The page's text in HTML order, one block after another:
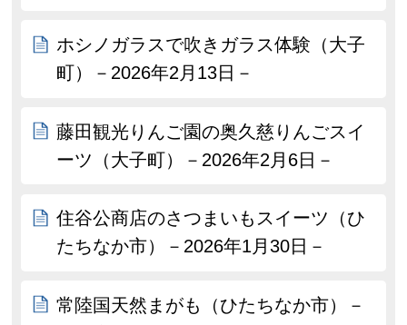
ホシノガラスで吹きガラス体験（大子
町）－2026年2月13日－
藤田観光りんご園の奥久慈りんごスイ
ーツ（大子町）－2026年2月6日－
住谷公商店のさつまいもスイーツ（ひ
たちなか市）－2026年1月30日－
常陸国天然まがも（ひたちなか市）－